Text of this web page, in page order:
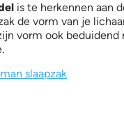
is te herkennen aan
de vorm van je
vorm ook
slaapzak